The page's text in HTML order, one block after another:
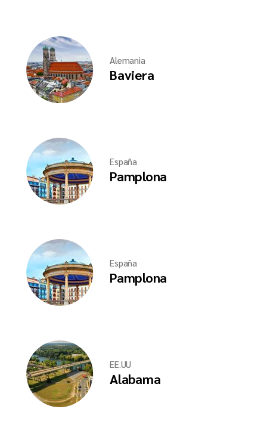
Alemania
Baviera
España
Pamplona
España
Pamplona
EE.UU
Alabama